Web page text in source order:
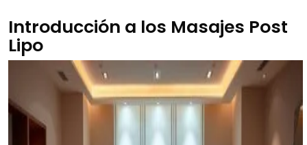
Introducción a los Masajes Post
Lipo